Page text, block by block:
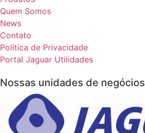
Quem Somos
News
Contato
Política de Privacidade
Portal Jaguar Utilidades
Nossas unidades de negócios